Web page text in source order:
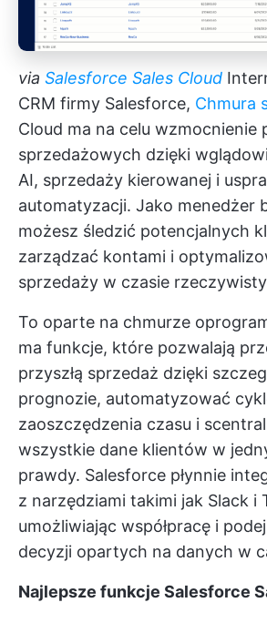
via Salesforce Sales Cloud
CRM firmy Salesforce, Chmura
Cloud ma na celu wzmocnienie
sprzedażowych dzięki
AI, sprzedaży kierowanej i
automatyzacji. Jako menedżer
możesz śledzić potencjalnych
zarządzać kontami i
sprzedaży w czasie
To oparte na chmurze
ma funkcje, które pozwalają
przyszłą sprzedaż dzięki
prognozie, automatyzować
zaoszczędzenia czasu i
wszystkie dane klientów w
prawdy. Salesforce płynnie
z narzędziami takimi jak Slack i
umożliwiając współpracę i
decyzji opartych na danych w
Najlepsze funkcje Salesforce